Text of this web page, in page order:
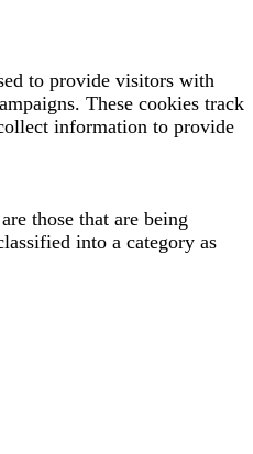
to provide visitors with
These cookies track
information to provide
those that are being
into a category as